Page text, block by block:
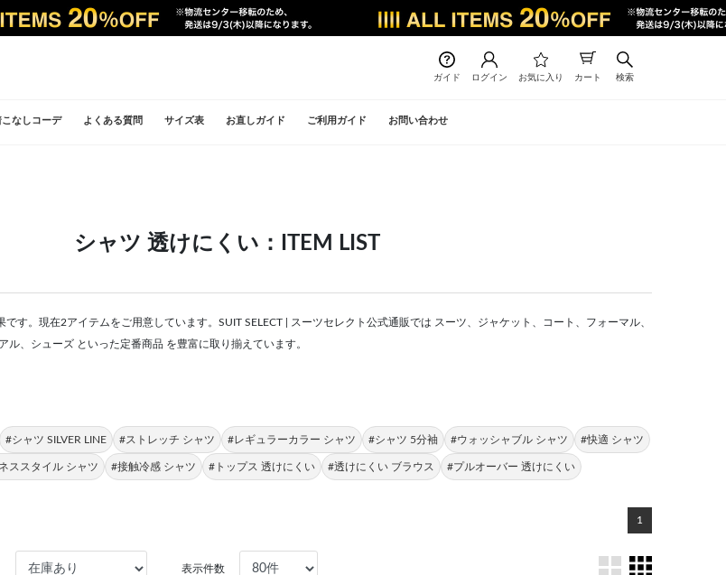
ガイド ログイン お気に入り カート 検索
なしコーデ よくある質問 サイズ表 お直しガイド ご利用ガイド お問い合わせ
シャツ 透けにくい：ITEM LIST
です。現在2アイテムをご用意しています。SUIT SELECT | スーツセレクト公式通販では スーツ、ジャケット、コート、フォーマル、
ル、シューズ といった定番商品 を豊富に取り揃えています。
#シャツ SILVER LINE #ストレッチ シャツ #レギュラーカラー シャツ #シャツ 5分袖 #ウォッシャブル シャツ #快適 シャツ
ススタイル シャツ #接触冷感 シャツ #トップス 透けにくい #透けにくい ブラウス #プルオーバー 透けにくい
1
表示件数